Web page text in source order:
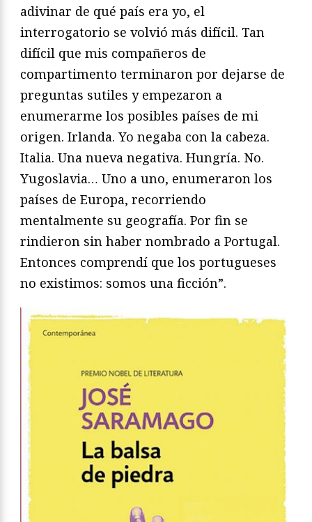
adivinar de qué país era yo, el
interrogatorio se volvió más difícil. Tan
difícil que mis compañeros de
compartimento terminaron por dejarse de
preguntas sutiles y empezaron a
enumerarme los posibles países de mi
origen. Irlanda. Yo negaba con la cabeza.
Italia. Una nueva negativa. Hungría. No.
Yugoslavia… Uno a uno, enumeraron los
países de Europa, recorriendo
mentalmente su geografía. Por fin se
rindieron sin haber nombrado a Portugal.
Entonces comprendí que los portugueses
no existimos: somos una ficción”.